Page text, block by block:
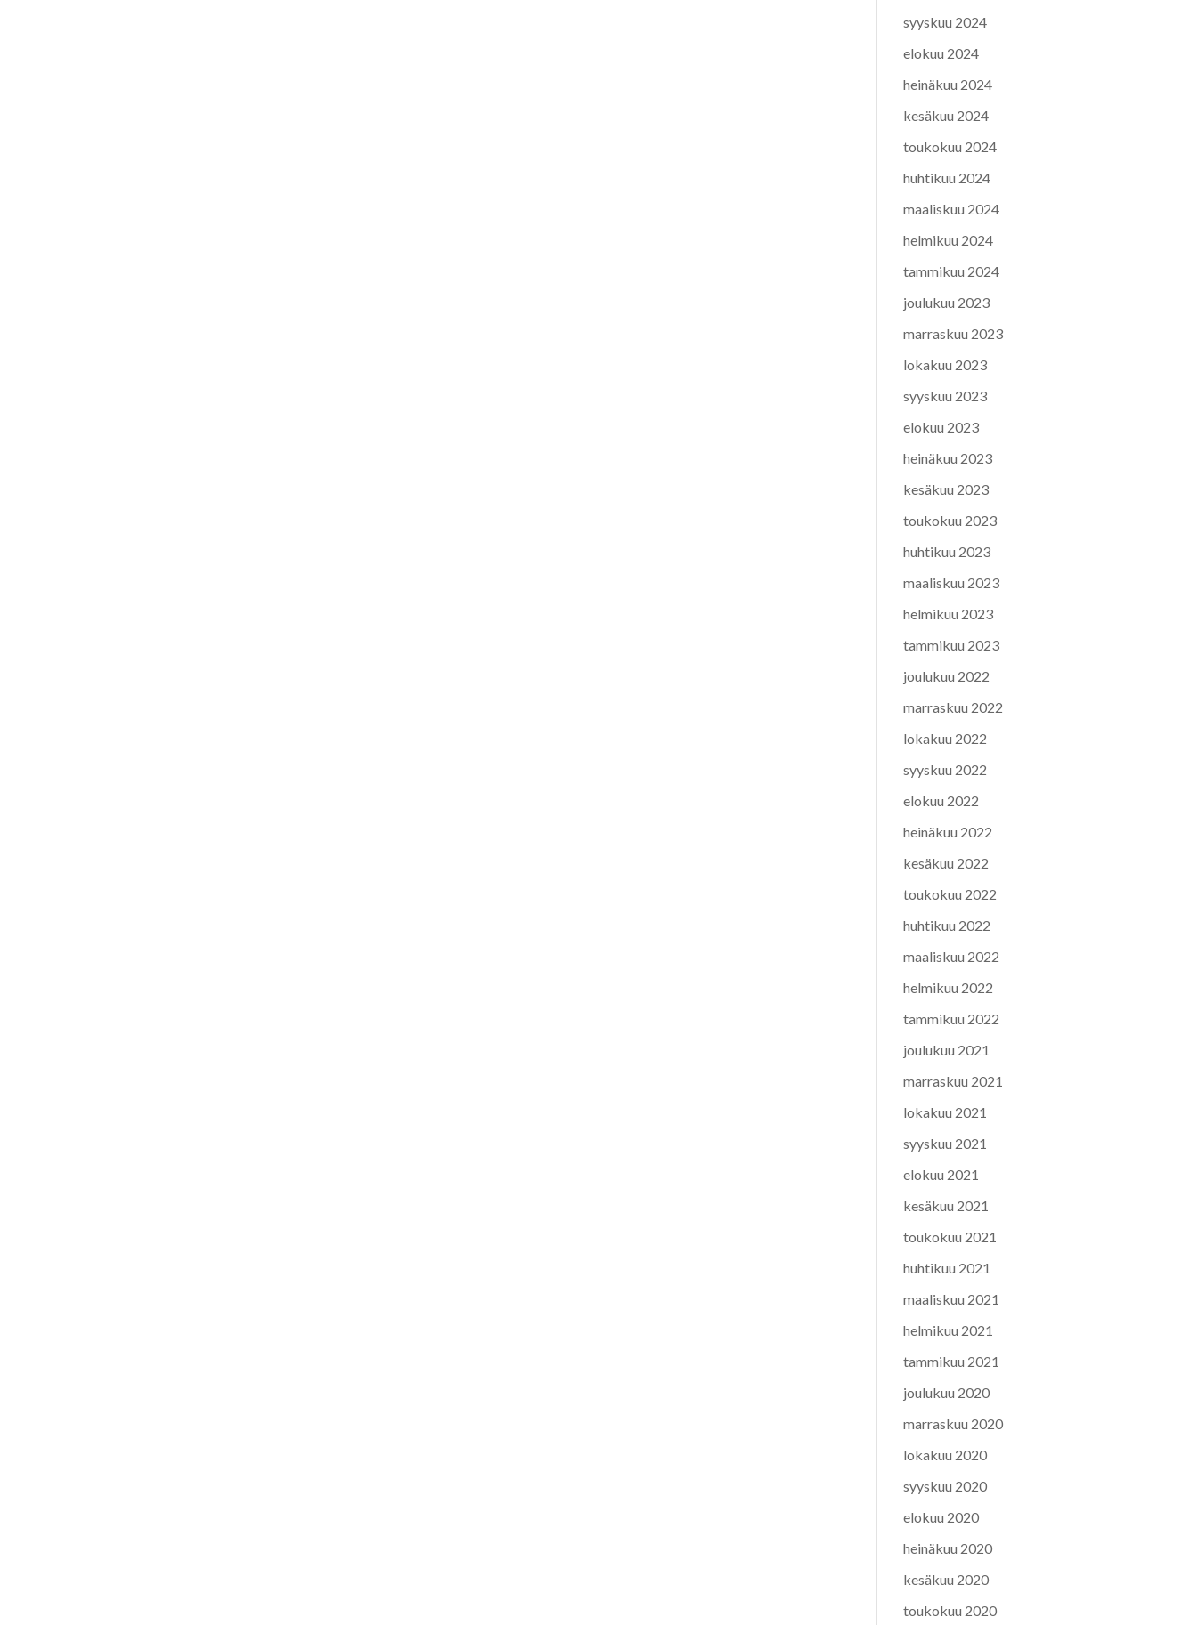
syyskuu 2024
elokuu 2024
heinäkuu 2024
kesäkuu 2024
toukokuu 2024
huhtikuu 2024
maaliskuu 2024
helmikuu 2024
tammikuu 2024
joulukuu 2023
marraskuu 2023
lokakuu 2023
syyskuu 2023
elokuu 2023
heinäkuu 2023
kesäkuu 2023
toukokuu 2023
huhtikuu 2023
maaliskuu 2023
helmikuu 2023
tammikuu 2023
joulukuu 2022
marraskuu 2022
lokakuu 2022
syyskuu 2022
elokuu 2022
heinäkuu 2022
kesäkuu 2022
toukokuu 2022
huhtikuu 2022
maaliskuu 2022
helmikuu 2022
tammikuu 2022
joulukuu 2021
marraskuu 2021
lokakuu 2021
syyskuu 2021
elokuu 2021
kesäkuu 2021
toukokuu 2021
huhtikuu 2021
maaliskuu 2021
helmikuu 2021
tammikuu 2021
joulukuu 2020
marraskuu 2020
lokakuu 2020
syyskuu 2020
elokuu 2020
heinäkuu 2020
kesäkuu 2020
toukokuu 2020